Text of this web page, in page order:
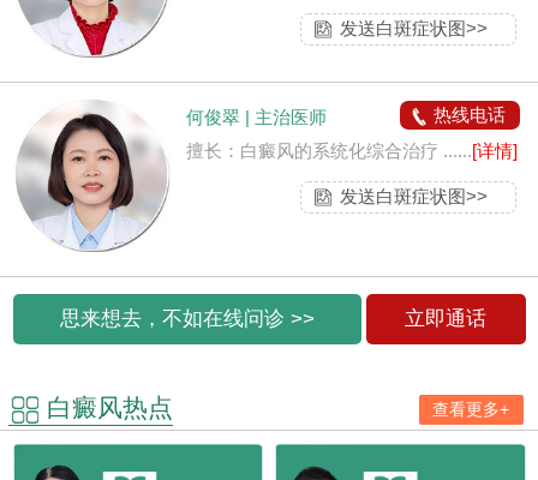
发送白斑症状图>>
何俊翠 | 主治医师
热线电话
擅长：白癜风的系统化综合治疗 ......[详情]
发送白斑症状图>>
思来想去，不如在线问诊 >> 立即通话
白癜风热点 查看更多+